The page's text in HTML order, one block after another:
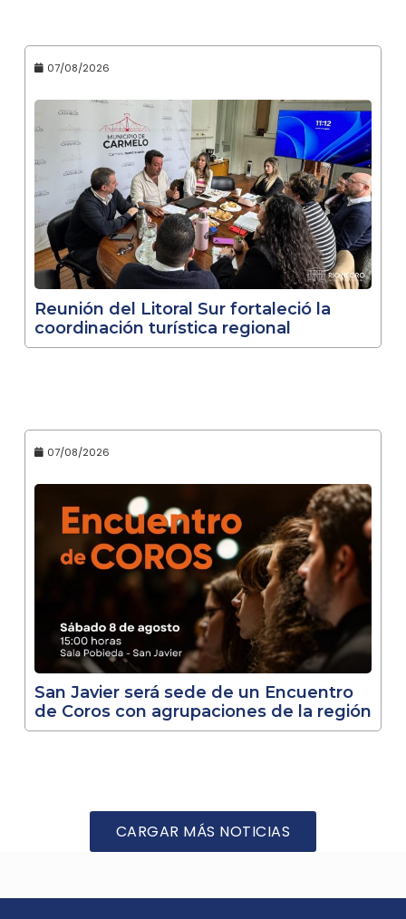
07/08/2026
Reunión del Litoral Sur fortaleció la
coordinación turística regional
07/08/2026
San Javier será sede de un Encuentro
de Coros con agrupaciones de la región
CARGAR MÁS NOTICIAS